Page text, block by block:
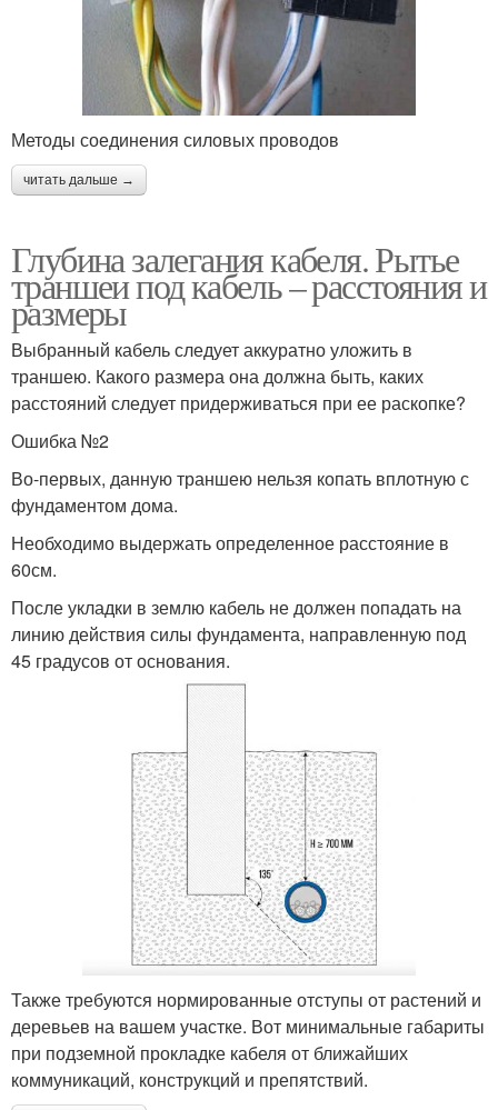
Методы соединения силовых проводов
читать дальше →
Глубина залегания кабеля. Рытье
траншеи под кабель – расстояния и
размеры
Выбранный кабель следует аккуратно уложить в
траншею. Какого размера она должна быть, каких
расстояний следует придерживаться при ее раскопке?
Ошибка №2
Во-первых, данную траншею нельзя копать вплотную с
фундаментом дома.
Необходимо выдержать определенное расстояние в
60см.
После укладки в землю кабель не должен попадать на
линию действия силы фундамента, направленную под
45 градусов от основания.
Также требуются нормированные отступы от растений и
деревьев на вашем участке. Вот минимальные габариты
при подземной прокладке кабеля от ближайших
коммуникаций, конструкций и препятствий.